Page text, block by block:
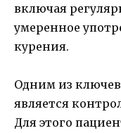
включая
умеренное
курения.
Одним из
является
Для этого